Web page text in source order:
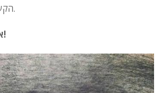
הקעקוע הטוב ביותר עבורך.
אנו מאחלים לך כל טוב!